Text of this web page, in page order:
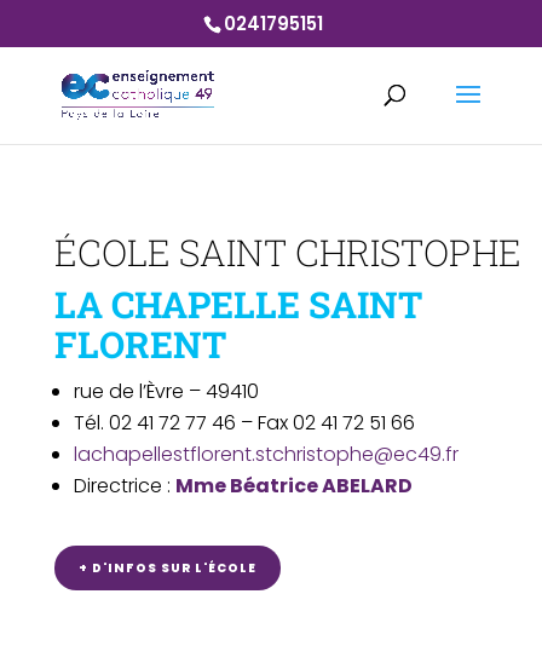
0241795151
ÉCOLE SAINT CHRISTOPHE
LA CHAPELLE SAINT
FLORENT
rue de l’Èvre – 49410
Tél. 02 41 72 77 46 – Fax 02 41 72 51 66
lachapellestflorent.stchristophe@ec49.fr
Directrice : Mme Béatrice ABELARD
+ D'INFOS SUR L'ÉCOLE